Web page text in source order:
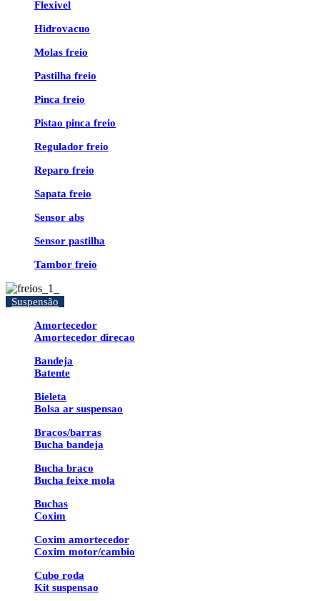
Flexivel
Hidrovacuo
Molas freio
Pastilha freio
Pinca freio
Pistao pinca freio
Regulador freio
Reparo freio
Sapata freio
Sensor abs
Sensor pastilha
Tambor freio
Suspensão
Amortecedor
Amortecedor direcao
Bandeja
Batente
Bieleta
Bolsa ar suspensao
Bracos/barras
Bucha bandeja
Bucha braco
Bucha feixe mola
Buchas
Coxim
Coxim amortecedor
Coxim motor/cambio
Cubo roda
Kit suspensao